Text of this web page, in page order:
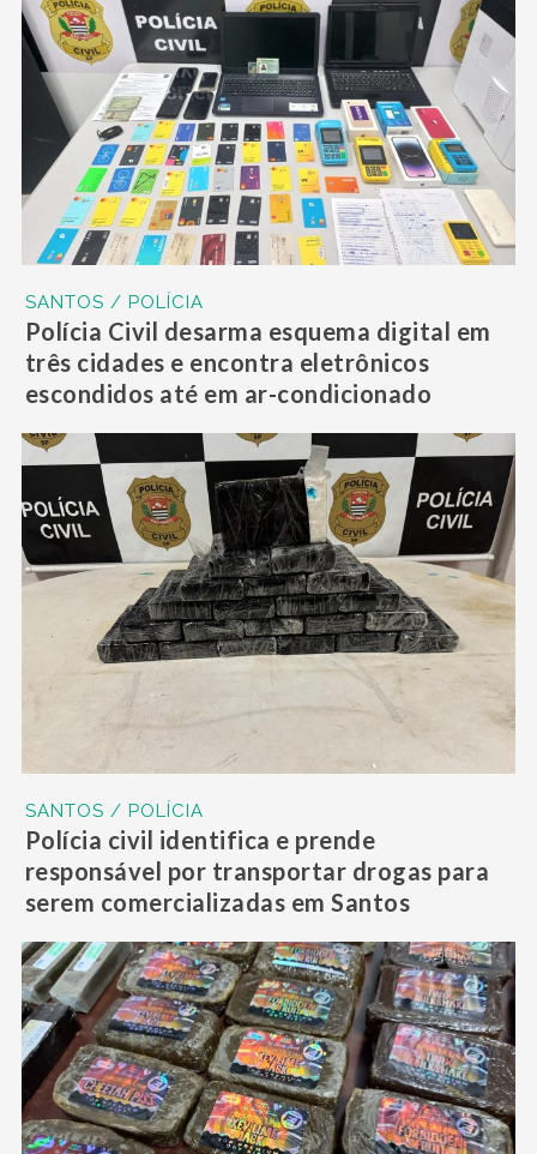
SANTOS / POLÍCIA
Polícia Civil desarma esquema digital em
três cidades e encontra eletrônicos
escondidos até em ar-condicionado
SANTOS / POLÍCIA
Polícia civil identifica e prende
responsável por transportar drogas para
serem comercializadas em Santos